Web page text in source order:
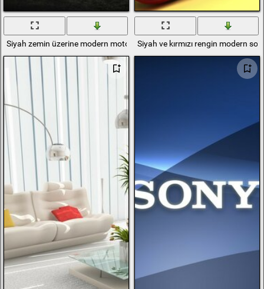
Siyah zemin üzerine modern motosikletSiyah ve kırmızı rengin modern